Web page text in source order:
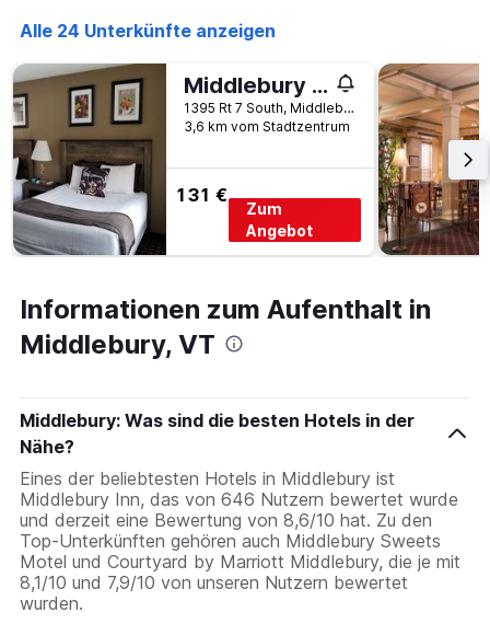
Alle 24 Unterkünfte anzeigen
Middlebury Sweets Motel
1395 Rt 7 South, Middlebury, VT, USA
3,6 km vom Stadtzentrum
131 €
Zum
Angebot
Informationen zum Aufenthalt in
Middlebury, VT
Middlebury: Was sind die besten Hotels in der
Nähe?
Eines der beliebtesten Hotels in Middlebury ist
Middlebury Inn, das von 646 Nutzern bewertet wurde
und derzeit eine Bewertung von 8,6/10 hat. Zu den
Top-Unterkünften gehören auch Middlebury Sweets
Motel und Courtyard by Marriott Middlebury, die je mit
8,1/10 und 7,9/10 von unseren Nutzern bewertet
wurden.